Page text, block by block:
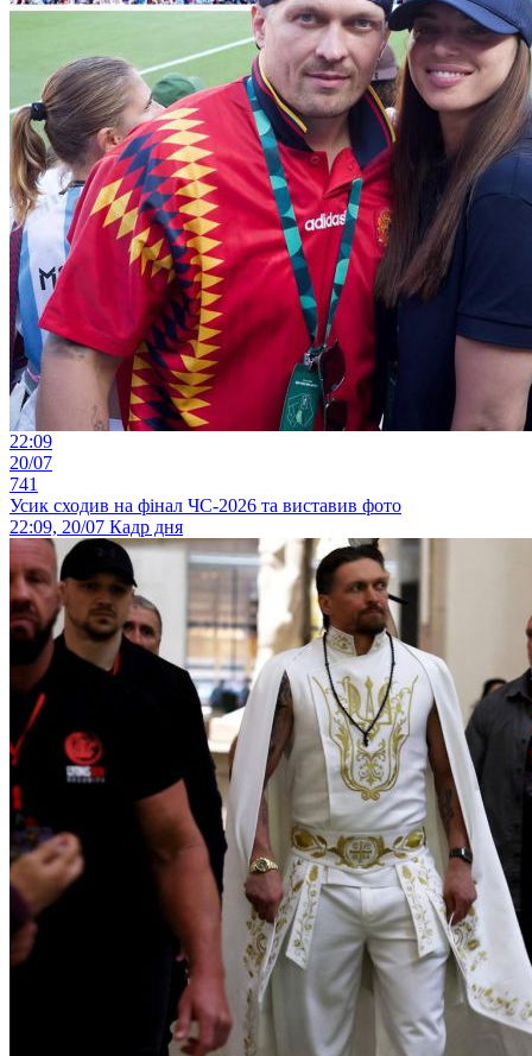
22:09
20/07
741
Усик сходив на фінал ЧС-2026 та виставив фото
22:09, 20/07 Кадр дня